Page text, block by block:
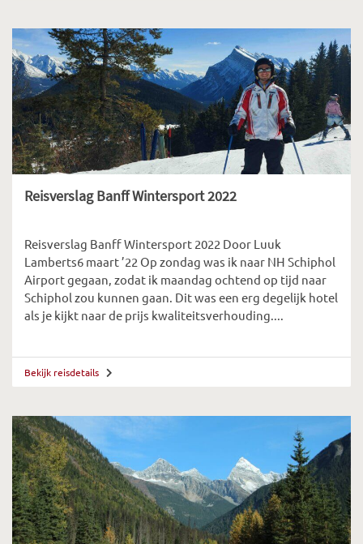
Reisverslag Banff Wintersport 2022
Reisverslag Banff Wintersport 2022 Door Luuk
Lamberts6 maart ’22 Op zondag was ik naar NH Schiphol
Airport gegaan, zodat ik maandag ochtend op tijd naar
Schiphol zou kunnen gaan. Dit was een erg degelijk hotel
als je kijkt naar de prijs kwaliteitsverhouding....
Bekijk reisdetails